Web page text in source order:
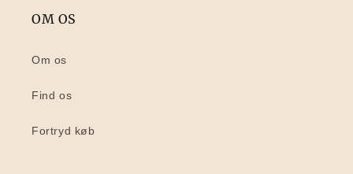
OM OS
Om os
Find os
Fortryd køb